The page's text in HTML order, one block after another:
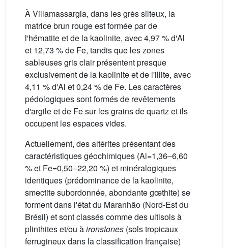
À Villamassargia, dans les grès silteux, la
matrice brun rouge est formée par de
l'hématite et de la kaolinite, avec 4,97 % d'Al
et 12,73 % de Fe, tandis que les zones
sableuses gris clair présentent presque
exclusivement de la kaolinite et de l'illite, avec
4,11 % d'Al et 0,24 % de Fe. Les caractères
pédologiques sont formés de revêtements
d'argile et de Fe sur les grains de quartz et ils
occupent les espaces vides.
Actuellement, des altérites présentant des
caractéristiques géochimiques (Al=1,36–6,60
% et Fe=0,50–22,20 %) et minéralogiques
identiques (prédominance de la kaolinite,
smectite subordonnée, abondante gœthite) se
forment dans l'état du Maranhão (Nord-Est du
Brésil) et sont classés comme des ultisols à
plinthites et/ou àironstones (sols tropicaux
ferrugineux dans la classification française)